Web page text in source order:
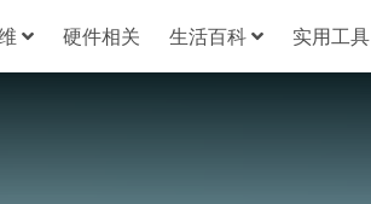
硬件相关 生活百科 实用工具